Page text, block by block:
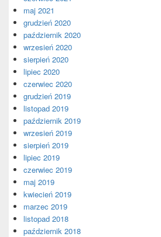
maj 2021
grudzień 2020
październik 2020
wrzesień 2020
sierpień 2020
lipiec 2020
czerwiec 2020
grudzień 2019
listopad 2019
październik 2019
wrzesień 2019
sierpień 2019
lipiec 2019
czerwiec 2019
maj 2019
kwiecień 2019
marzec 2019
listopad 2018
październik 2018